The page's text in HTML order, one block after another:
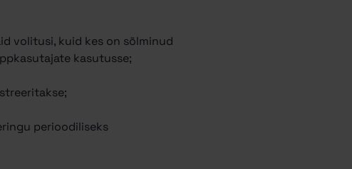
volitusi, kuid kes on sõlminud
kasutusse;
perioodiliseks